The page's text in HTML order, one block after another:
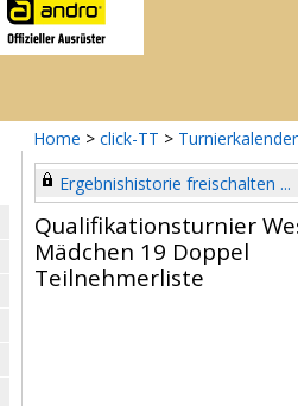
Home > click-TT > Turnierkalender
Ergebnishistorie freischalten ...
Qualifikationsturnier
Mädchen 19 Doppel
Teilnehmerliste